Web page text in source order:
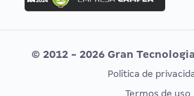
Concurso MPU
Editais publicados
CONCURSOS POR PROFISSÃO
© 2012 - 2026 Gran
Política de
Termos de uso